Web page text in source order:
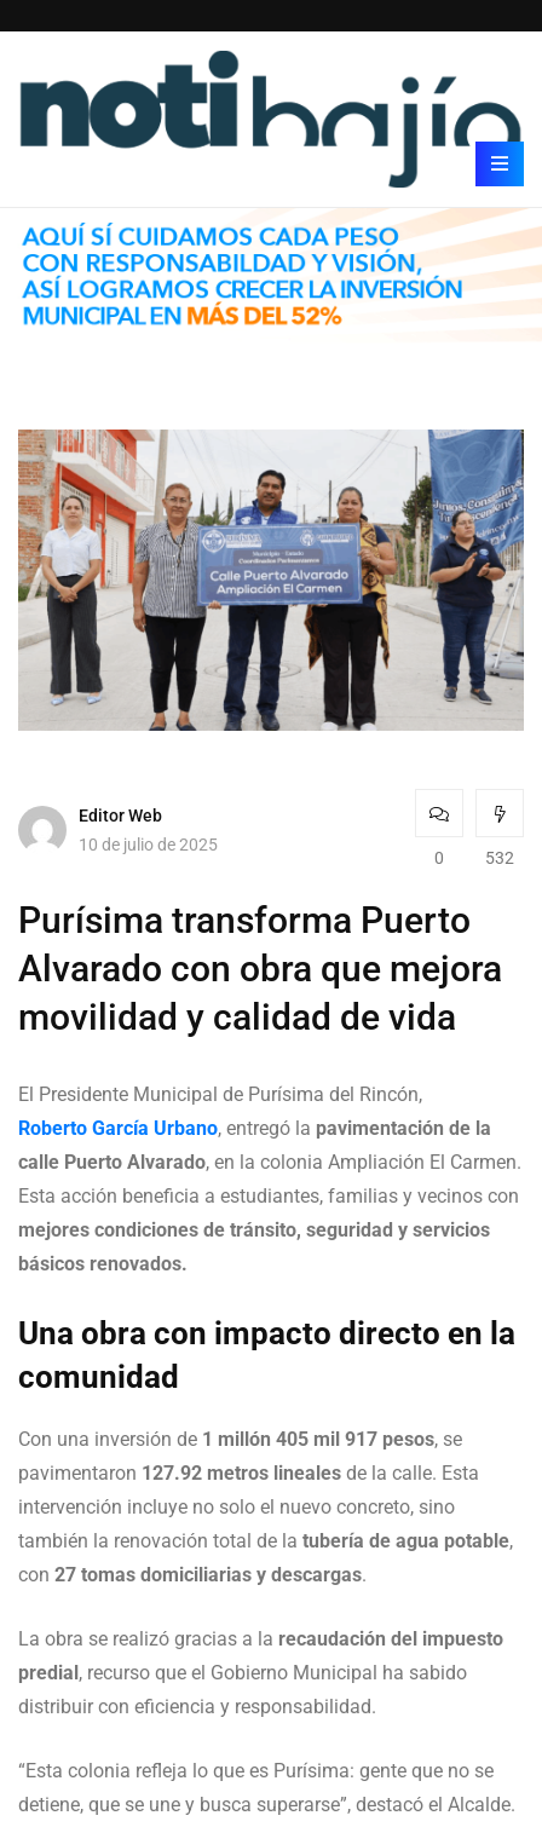
Editor Web
10 de julio de 2025
0 532
Purísima transforma Puerto
Alvarado con obra que mejora
movilidad y calidad de vida
El Presidente Municipal de Purísima del Rincón,
Roberto García Urbano, entregó la pavimentación de la
calle Puerto Alvarado, en la colonia Ampliación El Carmen.
Esta acción beneficia a estudiantes, familias y vecinos con
mejores condiciones de tránsito, seguridad y servicios
básicos renovados.
Una obra con impacto directo en la
comunidad
Con una inversión de 1 millón 405 mil 917 pesos, se
pavimentaron 127.92 metros lineales de la calle. Esta
intervención incluye no solo el nuevo concreto, sino
también la renovación total de la tubería de agua potable,
con 27 tomas domiciliarias y descargas.
La obra se realizó gracias a la recaudación del impuesto
predial, recurso que el Gobierno Municipal ha sabido
distribuir con eficiencia y responsabilidad.
“Esta colonia refleja lo que es Purísima: gente que no se
detiene, que se une y busca superarse”, destacó el Alcalde.